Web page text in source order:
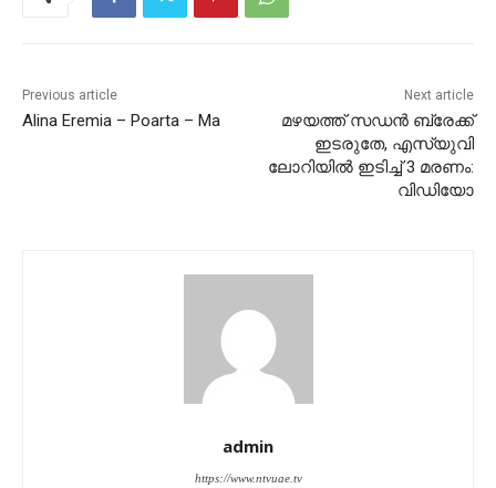
Previous article
Alina Eremia – Poarta – Ma
Next article
മഴയത്ത് സ‍ഡൻ ബ്രേക്ക്
ഇടരുതേ, എസ്‍യുവി
ലോറിയിൽ ഇടിച്ച് 3 മരണം:
വിഡിയോ
admin
https://www.ntvuae.tv